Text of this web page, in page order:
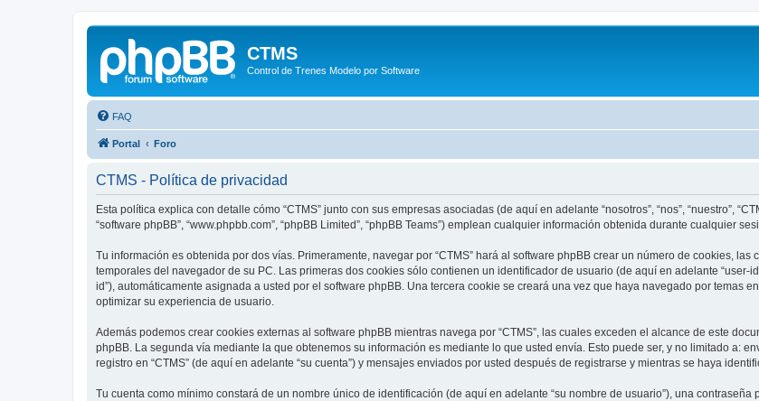
CTMS
Control de Trenes Modelo por Software
FAQ
Portal Foro
CTMS - Política de privacidad
Esta política explica con detalle cómo “CTMS” junto con sus empresas asociadas (de aquí en adelante “nosotros”, “nos”, “nuestro”,
“software phpBB”, “www.phpbb.com”, “phpBB Limited”, “phpBB Teams”) emplean cualquier información obtenida durante cualquier
Tu información es obtenida por dos vías. Primeramente, navegar por “CTMS” hará al software phpBB crear un número de cookies,
temporales del navegador de su PC. Las primeras dos cookies sólo contienen un identificador de usuario (de aquí en adelante “user-
id”), automáticamente asignada a usted por el software phpBB. Una tercera cookie se creará una vez que haya navegado por temas
optimizar su experiencia de usuario.
Además podemos crear cookies externas al software phpBB mientras navega por “CTMS”, las cuales exceden el alcance de este
phpBB. La segunda vía mediante la que obtenemos su información es mediante lo que usted envía. Esto puede ser, y no limitado a:
registro en “CTMS” (de aquí en adelante “su cuenta”) y mensajes enviados por usted después de registrarse y mientras se haya
Tu cuenta como mínimo constará de un nombre único de identificación (de aquí en adelante “su nombre de usuario”), una